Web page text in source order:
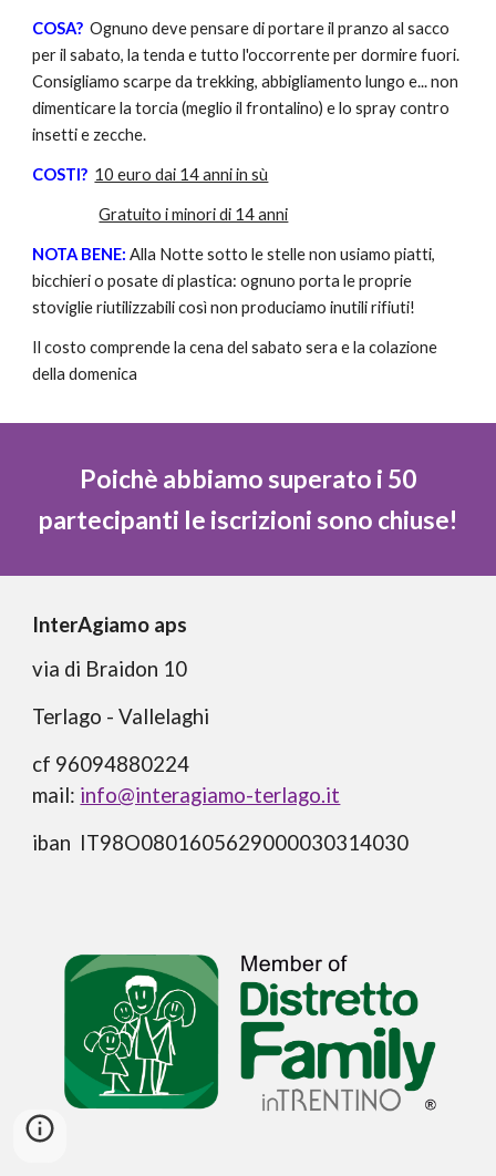
COSA? Ognuno deve pensare di portare il pranzo al sacco
per il sabato, la tenda e tutto l'occorrente per dormire fuori.
Consigliamo scarpe da trekking, abbigliamento lungo e... non
dimenticare la torcia (meglio il frontalino) e lo spray contro
insetti e zecche.
COSTI? 10 euro dai 14 anni in sù
Gratuito i minori di 14 anni
NOTA BENE: Alla Notte sotto le stelle non usiamo piatti,
bicchieri o posate di plastica: ognuno porta le proprie
stoviglie riutilizzabili così non produciamo inutili rifiuti!
Il costo comprende la cena del sabato sera e la colazione
della domenica
Poichè abbiamo superato i 50
partecipanti le iscrizioni sono chiuse!
InterAgiamo aps
via di Braidon 10
Terlago - Vallelaghi
cf 96094880224
mail: info@interagiamo-terlago.it
iban IT98O0801605629000030314030